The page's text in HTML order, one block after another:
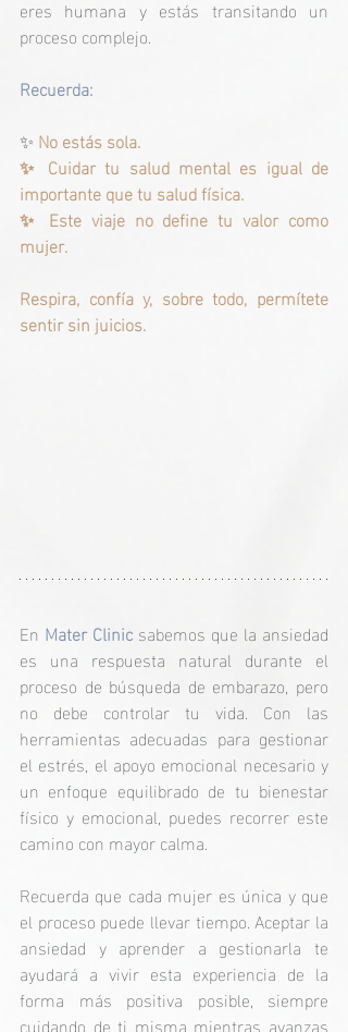
eres humana y estás transitando un
proceso complejo.
Recuerda:
✨ No estás sola.
✨ Cuidar tu salud mental es igual de
importante que tu salud física.
✨ Este viaje no define tu valor como
mujer.
Respira, confía y, sobre todo, permítete
sentir sin juicios.
En Mater Clinic sabemos que la ansiedad
es una respuesta natural durante el
proceso de búsqueda de embarazo, pero
no debe controlar tu vida. Con las
herramientas adecuadas para gestionar
el estrés, el apoyo emocional necesario y
un enfoque equilibrado de tu bienestar
físico y emocional, puedes recorrer este
camino con mayor calma.
Recuerda que cada mujer es única y que
el proceso puede llevar tiempo. Aceptar la
ansiedad y aprender a gestionarla te
ayudará a vivir esta experiencia de la
forma más positiva posible, siempre
cuidando de ti misma mientras avanzas